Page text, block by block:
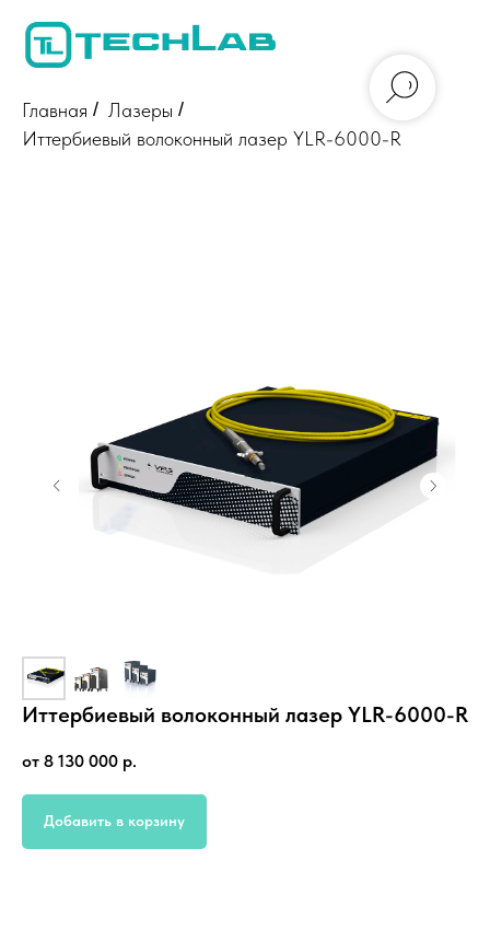
Главная / Лазеры /
Иттербиевый волоконный лазер YLR-6000-R
Иттербиевый волоконный лазер YLR-6000-R
от 8 130 000 р.
Добавить в корзину